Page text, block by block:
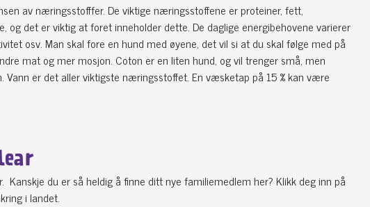
av næringsstofffer. De viktige næringsstoffene er proteiner, fett,
det er viktig at foret inneholder dette. De daglige energibehovene varierer
osv. Man skal fore en hund med øyene, det vil si at du skal følge med på
mat og mer mosjon. Coton er en liten hund, og vil trenger små, men
er det aller viktigste næringsstoffet. En væsketap på 15 % kan være
du er så heldig å finne ditt nye familiemedlem her? Klikk deg inn på
i landet.